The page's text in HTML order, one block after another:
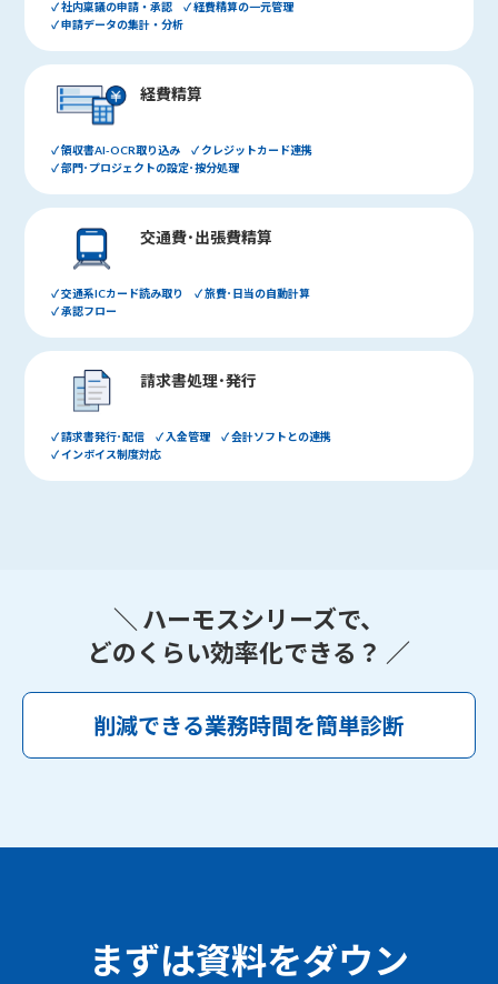
✓ 社内稟議の申請・承認 ✓ 経費精算の一元管理
✓ 申請データの集計・分析
経費精算
✓ 領収書AI-OCR取り込み ✓ クレジットカード連携
✓ 部門･プロジェクトの設定･按分処理
交通費･出張費精算
✓ 交通系ICカード読み取り ✓ 旅費･日当の自動計算
✓ 承認フロー
請求書処理･発行
✓ 請求書発行･配信 ✓ 入金管理 ✓ 会計ソフトとの連携
✓ インボイス制度対応
＼ ハーモスシリーズで、
どのくらい効率化できる？ ／
削減できる業務時間を簡単診断
まずは資料をダウン